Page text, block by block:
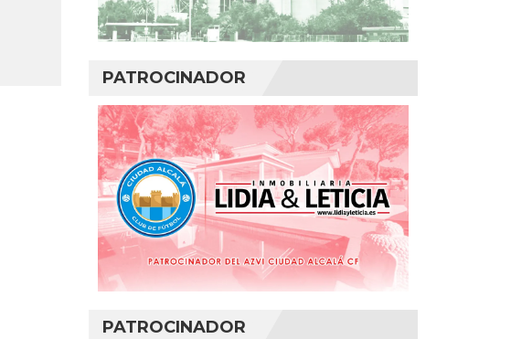
PATROCINADOR
PATROCINADOR